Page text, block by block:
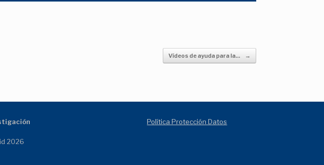
Vídeos de ayuda para la… →
2026
Política Protección Datos